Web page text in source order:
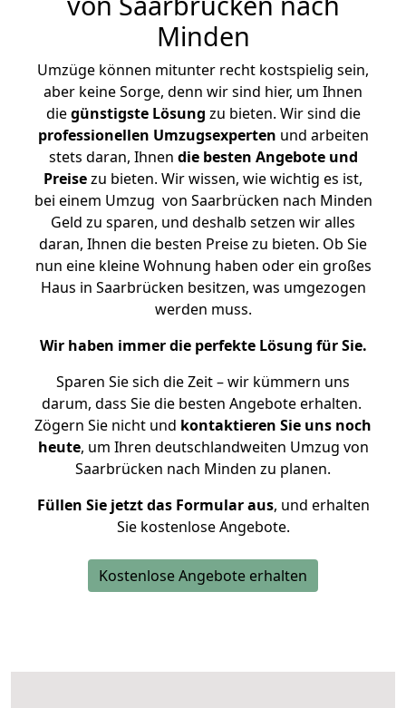
Minden
Umzüge können mitunter recht kostspielig sein,
aber keine Sorge, denn wir sind hier, um Ihnen
diegünstigste Lösung zu bieten. Wir sind die
professionellen Umzugsexperten und arbeiten
stets daran, Ihnen die besten Angebote und
Preisezu bieten. Wir wissen, wie wichtig es ist,
bei einem Umzug von Saarbrücken nach Minden
Geld zu sparen, und deshalb setzen wir alles
daran, Ihnen die besten Preise zu bieten. Ob Sie
nun eine kleine Wohnung haben oder ein großes
Haus in Saarbrücken besitzen, was umgezogen
werden muss.
Wir haben immer die perfekte Lösung für Sie.
Sparen Sie sich die Zeit – wir kümmern uns
darum, dass Sie die besten Angebote erhalten.
Zögern Sie nicht und kontaktieren Sie uns noch
heute, um Ihren deutschlandweiten Umzug von
Saarbrücken nach Minden zu planen.
Füllen Sie jetzt das Formular aus, und erhalten
Sie kostenlose Angebote.
Kostenlose Angebote erhalten